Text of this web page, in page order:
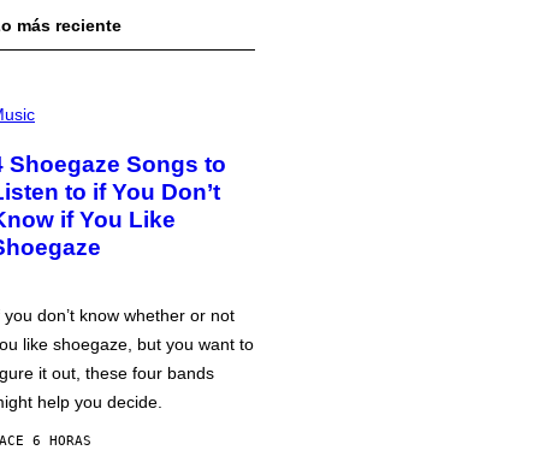
más reciente
Shoegaze Songs to
to if You Don’t
if You Like
you don’t know whether or not
like shoegaze, but you want to
it out, these four bands
help you decide.
6 HORAS